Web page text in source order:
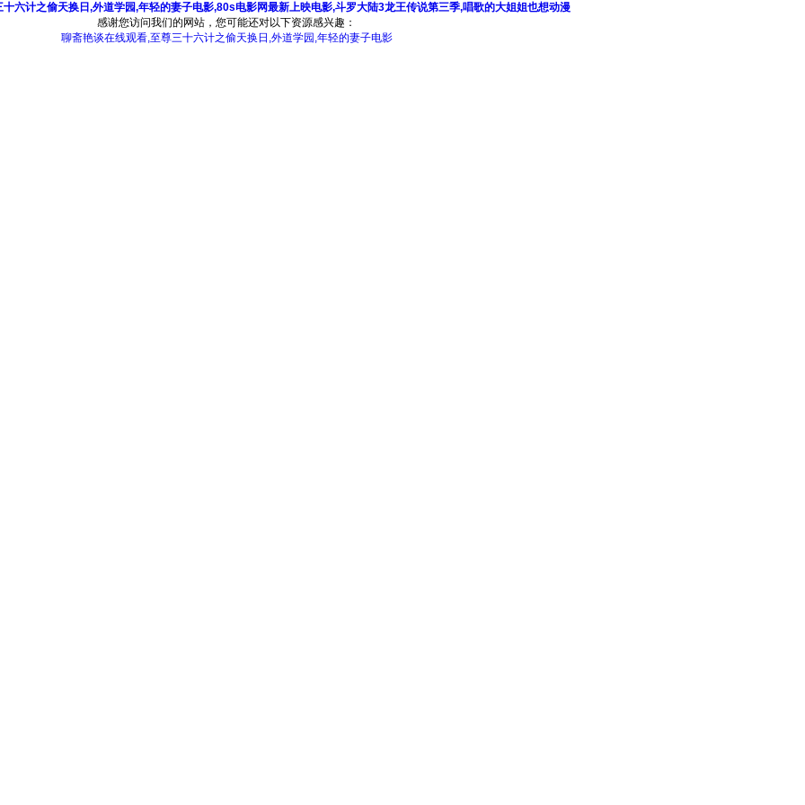
六计之偷天换日,外道学园,年轻的妻子电影,80s电影网最新上映电影,斗罗大陆3龙王传说第三季,唱歌的大姐姐也想动漫
感谢您访问我们的网站，您可能还对以下资源感兴趣：
聊斋艳谈在线观看,至尊三十六计之偷天换日,外道学园,年轻的妻子电影